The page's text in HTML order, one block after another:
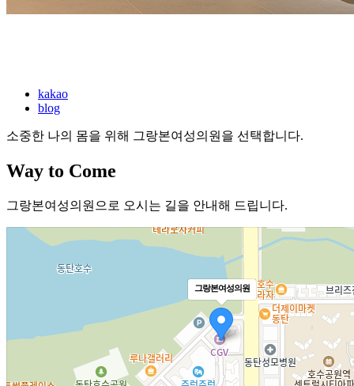
kakao
blog
소중한 나의 몸을 위해 그랑본여성의원을 선택합니다.
Way to Come
그랑본여성의원으로 오시는 길을 안내해 드립니다.
그랑본여성의원